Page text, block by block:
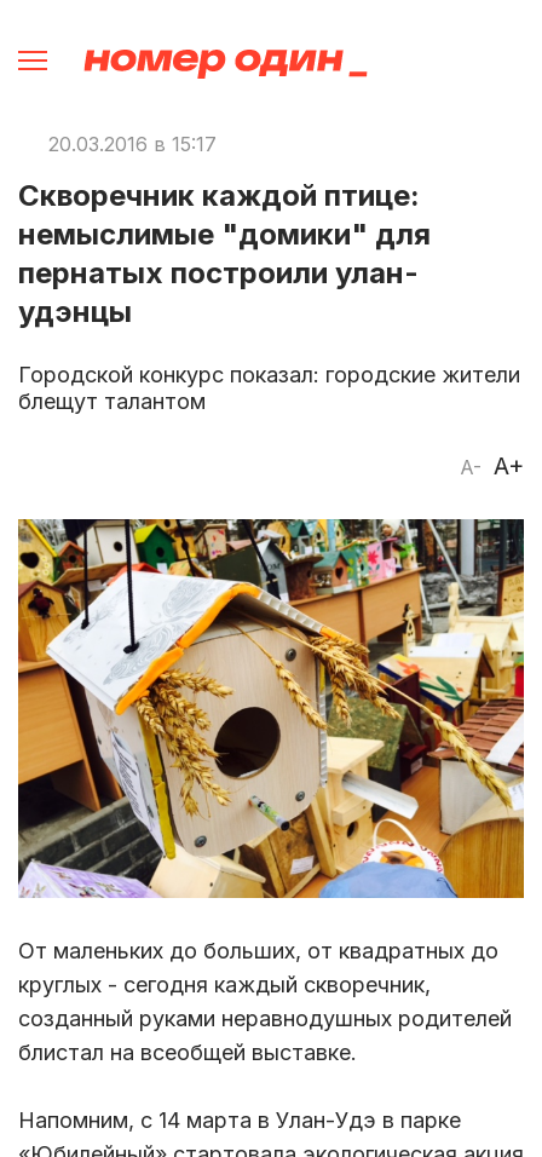
20.03.2016 в 15:17
Скворечник каждой птице:
немыслимые "домики" для
пернатых построили улан-
удэнцы
Городской конкурс показал: городские жители
блещут талантом
A- A+
От маленьких до больших, от квадратных до
круглых - сегодня каждый скворечник,
созданный руками неравнодушных родителей
блистал на всеобщей выставке.
Напомним, с 14 марта в Улан-Удэ в парке